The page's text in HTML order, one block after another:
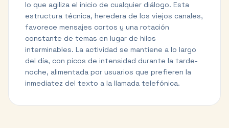
lo que agiliza el inicio de cualquier diálogo. Esta
estructura técnica, heredera de los viejos canales,
favorece mensajes cortos y una rotación
constante de temas en lugar de hilos
interminables. La actividad se mantiene a lo largo
del día, con picos de intensidad durante la tarde-
noche, alimentada por usuarios que prefieren la
inmediatez del texto a la llamada telefónica.